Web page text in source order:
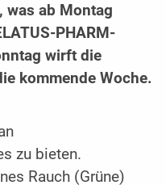
was ab Montag
PHARM-
wirft die
kommende Woche.
zu bieten.
Rauch (Grüne)